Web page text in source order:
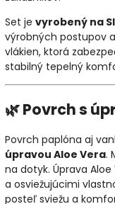
Set je vyrobený na
výrobných postupov
vlákien, ktorá
stabilný tepelný
🌿 Povrch s
Povrch paplóna aj
úpravou Aloe Vera.
na dotyk. Úprava
a osviežujúcimi
posteľ sviežu a